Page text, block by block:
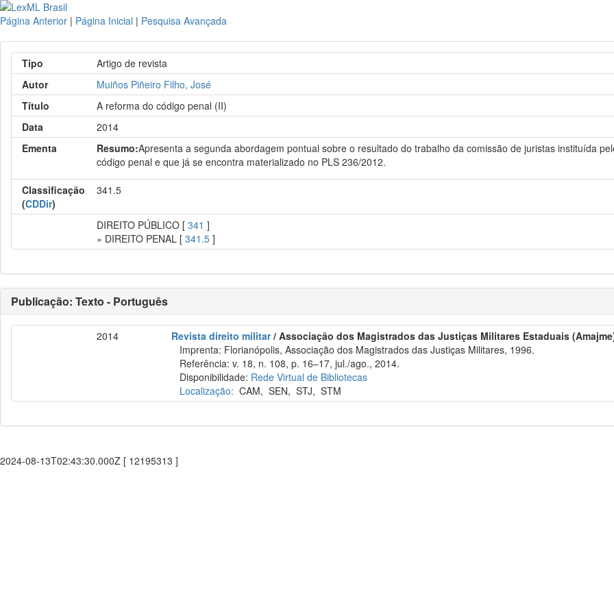
Página Anterior | Página Inicial | Pesquisa Avançada
Tipo
Artigo de revista
Autor
Muiños Piñeiro Filho, José
Título
A reforma do código penal (II)
Data
2014
Ementa
Resumo:Apresenta a segunda abordagem pontual sobre o resultado do trabalho da comissão de juristas instituída
código penal e que já se encontra materializado no PLS 236/2012.
Classificação
(CDDir)
341.5
DIREITO PÚBLICO [341 ]
» DIREITO PENAL [341.5 ]
Publicação: Texto - Português
2014 Revista direito militar/ Associação dos Magistrados das Justiças Militares Estaduais
Imprenta: Florianópolis, Associação dos Magistrados das Justiças Militares, 1996.
Referência: v. 18, n. 108, p. 16–17, jul./ago., 2014.
Disponibilidade: Rede Virtual de Bibliotecas
Localização: CAM,SEN,STJ,STM
2024-08-13T02:43:30.000Z [ 12195313 ]